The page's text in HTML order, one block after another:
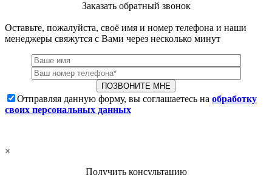
Заказать обратный звонок
Оставьте, пожалуйста, своё имя и номер телефона и наши
менеджеры свяжутся с Вами через несколько минут
Отправляя данную форму, вы соглашаетесь на обработку
своих персональных данных
×
Получить консультацию